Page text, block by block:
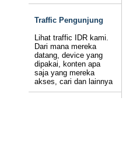
Traffic Pengunjung
Lihat traffic IDR kami.
Dari mana mereka
datang, device yang
dipakai, konten apa
saja yang mereka
akses, cari dan lainnya